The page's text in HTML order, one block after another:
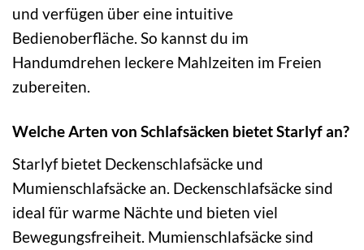
und verfügen über eine intuitive
Bedienoberfläche. So kannst du im
Handumdrehen leckere Mahlzeiten im Freien
zubereiten.
Welche Arten von Schlafsäcken bietet Starlyf an?
Starlyf bietet Deckenschlafsäcke und
Mumienschlafsäcke an. Deckenschlafsäcke sind
ideal für warme Nächte und bieten viel
Bewegungsfreiheit. Mumienschlafsäcke sind